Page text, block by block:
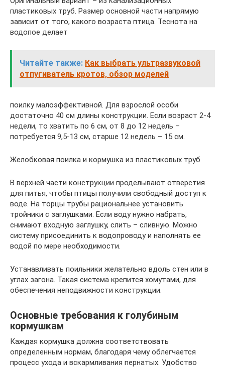
пластиковых труб. Размер основной части напрямую
зависит от того, какого возраста птица. Теснота на
водопое делает
Читайте также: Как выбрать ультразвуковой
отпугиватель кротов, обзор моделей
поилку малоэффективной. Для взрослой особи
достаточно 40 см длины конструкции. Если возраст 2-4
недели, то хватить по 6 см, от 8 до 12 недель –
потребуется 9,5-13 см, старше 12 недель – 15 см.
Желобковая поилка и кормушка из пластиковых труб
В верхней части конструкции проделывают отверстия
для питья, чтобы птицы получили свободный доступ к
воде. На торцы трубы рациональнее установить
тройники с заглушками. Если воду нужно набрать,
снимают входную заглушку, слить – сливную. Можно
систему присоединить к водопроводу и наполнять ее
водой по мере необходимости.
Устанавливать поильники желательно вдоль стен или в
углах загона. Такая система крепится хомутами, для
обеспечения неподвижности конструкции.
Основные требования к голубиным
кормушкам
Каждая кормушка должна соответствовать
определенным нормам, благодаря чему облегчается
процесс ухода и вскармливания пернатых. Удобство